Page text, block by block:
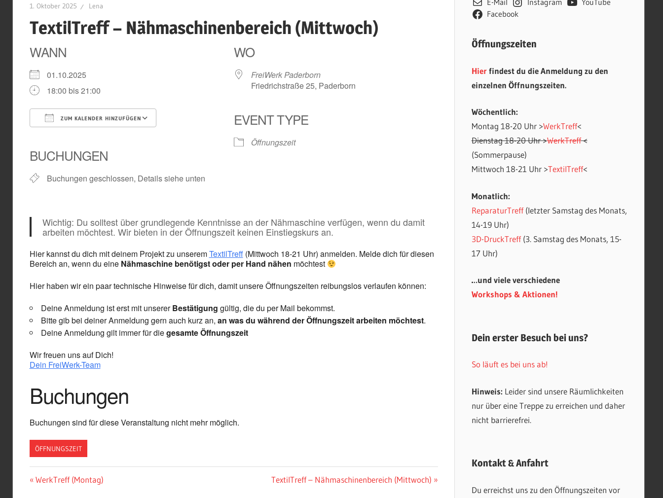
1. Oktober 2025 Lena
TextilTreff – Nähmaschinenbereich (Mittwoch)
WANN
01.10.2025
18:00 bis 21:00
ZUM KALENDER HINZUFÜGEN
Google Kalender Office 365 Outlook Live
BUCHUNGEN
Buchungen geschlossen, Details siehe unten
WO
FreiWerk Paderborn
Friedrichstraße 25, Paderborn
EVENT TYPE
Öffnungszeit
Wichtig: Du solltest über grundlegende Kenntnisse an der Nähmaschine verfügen, wenn du damit
arbeiten möchtest. Wir bieten in der Öffnungszeit keinen Einstiegskurs an.
Hier kannst du dich mit deinem Projekt zu unseremTextilTreff(Mittwoch 18-21 Uhr) anmelden. Melde dich für diesen
Bereich an, wenn du eine Nähmaschine benötigst oder per Hand nähen möchtest
Hier haben wir ein paar technische Hinweise für dich, damit unsere Öffnungszeiten reibungslos verlaufen können:
Deine Anmeldung ist erst mit unsererBestätigung gültig, die du per Mail bekommst.
Bitte gib bei deiner Anmeldung gern auch kurz an, an was du während der Öffnungszeit arbeiten möchtest.
Deine Anmeldung gilt immer für diegesamte Öffnungszeit
Wir freuen uns auf Dich!
Dein FreiWerk-Team
Buchungen
Buchungen sind für diese Veranstaltung nicht mehr möglich.
ÖFFNUNGSZEIT
Beitragsnavigation
Vorheriger
WerkTreff (Montag)
Nächster
TextilTreff – Nähmaschinenbereich (Mittwoch)
E-Mail Instagram
YouTube
Facebook
Öffnungszeiten
Hierfindest du die Anmeldung zu den
einzelnen Öffnungszeiten.
Wöchentlich:
Montag 18-20 Uhr >WerkTreff<
Dienstag 18-20 Uhr >WerkTreff<
(Sommerpause)
Mittwoch 18-21 Uhr >TextilTreff<
Monatlich:
ReparaturTreff(letzter Samstag des Monats,
14-19 Uhr)
3D-DruckTreff(3. Samstag des Monats, 15-
17 Uhr)
…und viele verschiedene
Workshops & Aktionen!
Dein erster Besuch bei uns?
So läuft es bei uns ab!
Hinweis: Leider sind unsere Räumlichkeiten
nur über eine Treppe zu erreichen und daher
nicht barrierefrei.
Kontakt & Anfahrt
Du erreichst uns zu den Öffnungszeiten vor